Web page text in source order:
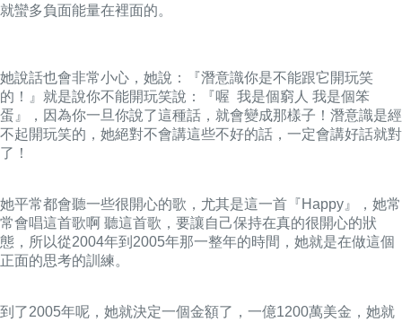
就蠻多負面能量在裡面的。
她說話也會非常小心，她說：『潛意識你是不能跟它開玩笑
的！』就是說你不能開玩笑說：『喔 我是個窮人 我是個笨
蛋』，因為你一旦你說了這種話，就會變成那樣子！潛意識是經
不起開玩笑的，她絕對不會講這些不好的話，一定會講好話就對
了！
她平常都會聽一些很開心的歌，尤其是這一首『Happy』，她常
常會唱這首歌啊 聽這首歌，要讓自己保持在真的很開心的狀
態，所以從2004年到2005年那一整年的時間，她就是在做這個
正面的思考的訓練。
到了2005年呢，她就決定一個金額了，一億1200萬美金，她就